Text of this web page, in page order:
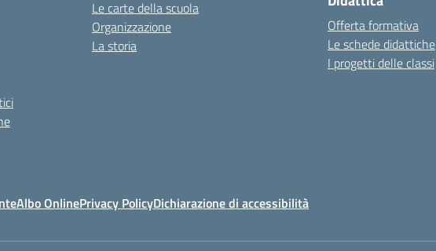
Le carte della scuola
Organizzazione
La storia
Offerta formativa
Le schede didattiche
I progetti delle classi
Albo OnlinePrivacy PolicyDichiarazione di accessibilità